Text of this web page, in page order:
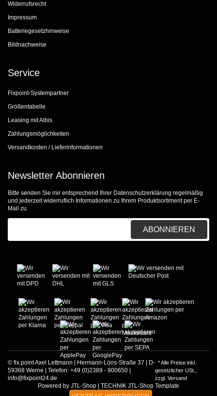
Widerrufsrecht
Impressum
Batteriegesetzhinweise
Bildnachweise
Service
Fixpoint-Systempartner
Größentabelle
Leasing mit Albis
Zahlungsmöglichkeiten
Versandkosten / Lieferinformationen
Newsletter Abonnieren
Bitte senden Sie mir entsprechend Ihrer Datenschutzerklärung regelmäßig
und jederzeit widerruflich Informationen zu Ihrem Produktsortiment per E-
Mail zu.
ABONNIEREN
© fix.point Axel Lettmann | Hermann-Löns-Straße 37 | D-
59368 Werne | Telefon: +49 (0)2389 - 900650 |
info@fixpoint24.de
* Alle Preise inkl.
gesetzlicher USt.,
zzgl.Versand
Powered by JTL-Shop
TECHNIK JTL-Shop Template